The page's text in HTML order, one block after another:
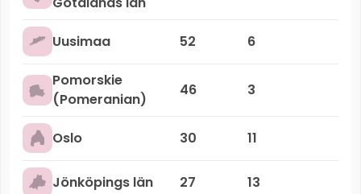
Uusimaa 52 6
Pomorskie
(Pomeranian)
46 3
Oslo 30 11
Jönköpings län 27 13